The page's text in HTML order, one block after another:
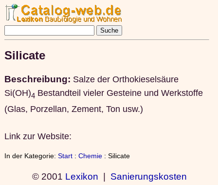
Silicate
Beschreibung: Salze der Orthokieselsäure
Si(OH)4 Bestandteil vieler Gesteine und Werkstoffe
(Glas, Porzellan, Zement, Ton usw.)
Link zur Website:
In der Kategorie: Start: Chemie: Silicate
© 2001 Lexikon | Sanierungskosten